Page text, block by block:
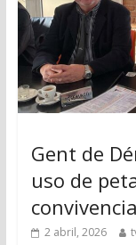
Gent de
uso de
2 abril, 2026